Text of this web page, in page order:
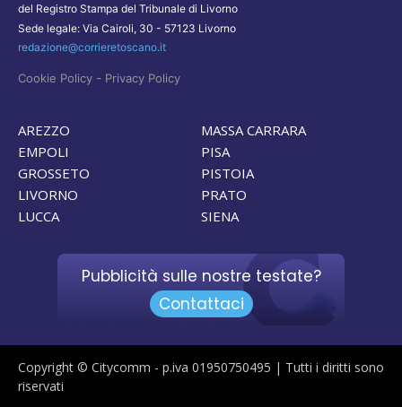
del Registro Stampa del Tribunale di Livorno
Sede legale: Via Cairoli, 30 - 57123 Livorno
redazione@corrieretoscano.it
Cookie Policy - Privacy Policy
AREZZO
EMPOLI
GROSSETO
LIVORNO
LUCCA
MASSA CARRARA
PISA
PISTOIA
PRATO
SIENA
Pubblicità sulle nostre testate?
Contattaci
Copyright © Citycomm - p.iva 01950750495 | Tutti i diritti sono
riservati